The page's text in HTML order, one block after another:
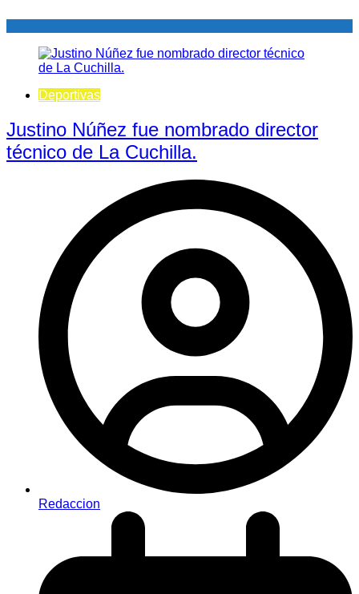
Deportivas
Justino Núñez fue nombrado director
técnico de La Cuchilla.
Redaccion